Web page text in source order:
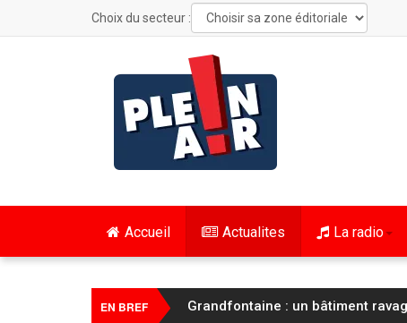
Choix du secteur :
Accueil Actualites La radio
EN BREF Cyclisme / Tour de France